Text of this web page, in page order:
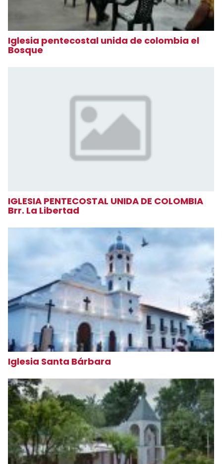
Iglesia pentecostal unida de colombia el
Bosque
IGLESIA PENTECOSTAL UNIDA DE COLOMBIA
Brr. La Libertad
Iglesia Santa Bárbara